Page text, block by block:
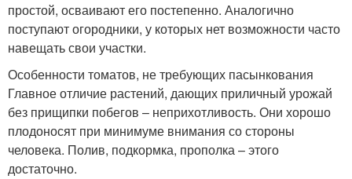
простой, осваивают его постепенно. Аналогично
поступают огородники, у которых нет возможности часто
навещать свои участки.
Особенности томатов, не требующих пасынкования
Главное отличие растений, дающих приличный урожай
без прищипки побегов – неприхотливость. Они хорошо
плодоносят при минимуме внимания со стороны
человека. Полив, подкормка, прополка – этого
достаточно.